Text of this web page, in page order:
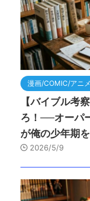
漫画/COMIC/アニメ
【バイブル
ろ！──オーパ
が俺の少年期
2026/5/9